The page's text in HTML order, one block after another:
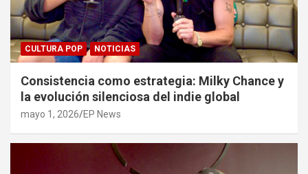
CULTURA POP NOTICIAS
Consistencia como estrategia: Milky Chance y
la evolución silenciosa del indie global
mayo 1, 2026 EP News